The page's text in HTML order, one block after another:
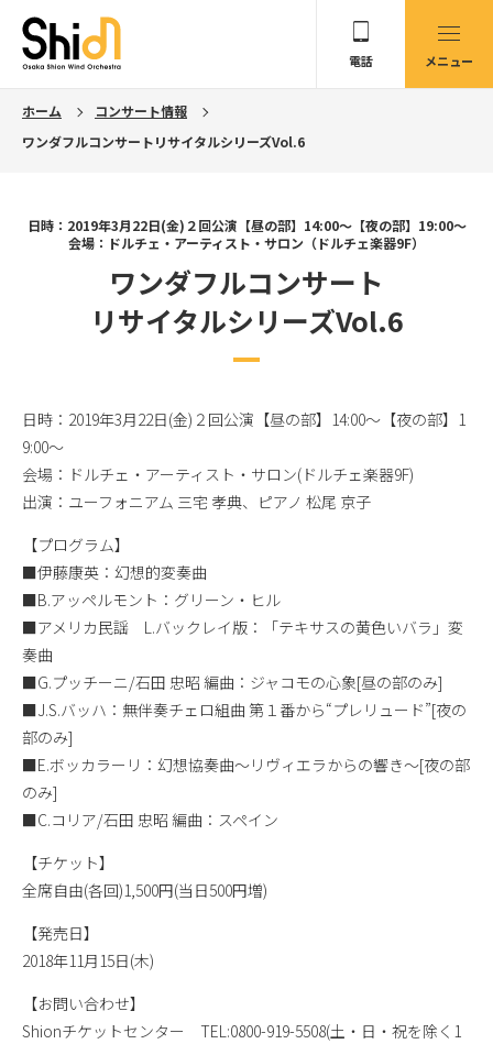
メニュー
電話
ホーム
コンサート情報
ワンダフルコンサートリサイタルシリーズVol.6
日時：2019年3月22日(金)２回公演【昼の部】14:00〜【夜の部】19:00〜
会場：ドルチェ・アーティスト・サロン（ドルチェ楽器9F）
ワンダフルコンサート
リサイタルシリーズVol.6
日時：2019年3月22日(金)２回公演【昼の部】14:00〜【夜の部】1
9:00〜
会場：ドルチェ・アーティスト・サロン(ドルチェ楽器9F)
出演：ユーフォニアム 三宅 孝典、ピアノ 松尾 京子
【プログラム】
■伊藤康英：幻想的変奏曲
■B.アッペルモント：グリーン・ヒル
■アメリカ民謡 L.バックレイ版：「テキサスの黄色いバラ」変
奏曲
■G.プッチーニ/石田 忠昭 編曲：ジャコモの心象[昼の部のみ]
■J.S.バッハ：無伴奏チェロ組曲 第１番から“プレリュード”[夜の
部のみ]
■E.ボッカラーリ：幻想協奏曲〜リヴィエラからの響き〜[夜の部
のみ]
■C.コリア/石田 忠昭 編曲：スペイン
【チケット】
全席自由(各回)1,500円(当日500円増)
【発売日】
2018年11月15日(木)
【お問い合わせ】
Shionチケットセンター TEL:0800-919-5508(土・日・祝を除く1